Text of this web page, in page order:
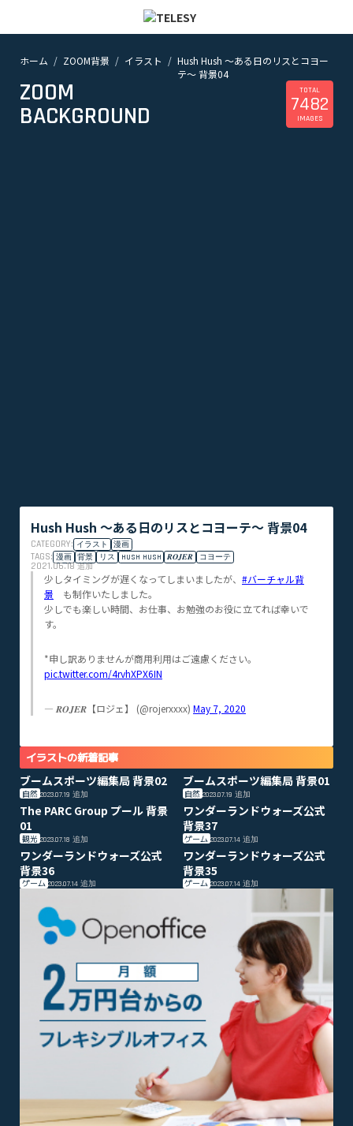
ホーム
ニュース
TELESYについて
ホーム ZOOM背景 イラスト
Hush Hush ～ある日のリスとコヨー
テ～ 背景04
ZOOM
BACKGROUND
TOTAL
7482
IMAGES
Hush Hush ～ある日のリスとコヨーテ～ 背景04
CATEGORY: イラスト 漫画
TAGS: 漫画 背景 リス HUSH HUSH 𝑹‌𝑶‌𝑱‌𝑬‌𝑹 コヨーテ
2021.06.18追加
少しタイミングが遅くなってしまいましたが、 #バーチャル背
景 も制作いたしました。
少しでも楽しい時間、お仕事、お勉強のお役に立てれば幸いで
す。
*申し訳ありませんが商用利用はご遠慮ください。
pic.twitter.com/4rvhXPX6IN
— 𝑹‌𝑶‌𝑱‌𝑬‌𝑹【ロジェ】 (@rojerxxxx) May 7, 2020
イラストの新着記事
ブームスポーツ編集局 背景02
自然 2023.07.19 追加
ブームスポーツ編集局 背景01
自然 2023.07.19追加
The PARC Group プール 背景
01
観光 2023.07.18 追加
ワンダーランドウォーズ公式
背景37
ゲーム 2023.07.14追加
ワンダーランドウォーズ公式
背景36
ゲーム 2023.07.14 追加
ワンダーランドウォーズ公式
背景35
ゲーム 2023.07.14追加